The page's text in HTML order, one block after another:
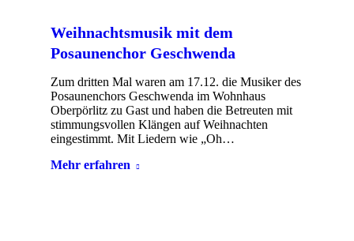
Weihnachtsmusik mit dem
Posaunenchor Geschwenda
Zum dritten Mal waren am 17.12. die Musiker des
Posaunenchors Geschwenda im Wohnhaus
Oberpörlitz zu Gast und haben die Betreuten mit
stimmungsvollen Klängen auf Weihnachten
eingestimmt. Mit Liedern wie „Oh…
Mehr erfahren